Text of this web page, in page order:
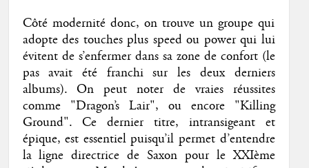
Côté modernité donc, on trouve un groupe qui
adopte des touches plus speed ou power qui lui
évitent de s’enfermer dans sa zone de confort (le
pas avait été franchi sur les deux derniers
albums). On peut noter de vraies réussites
comme "Dragon’s Lair", ou encore "Killing
Ground". Ce dernier titre, intransigeant et
épique, est essentiel puisqu’il permet d’entendre
la ligne directrice de Saxon pour le XXIème